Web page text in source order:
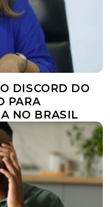
DISCORD DO
PARA
NO BRASIL